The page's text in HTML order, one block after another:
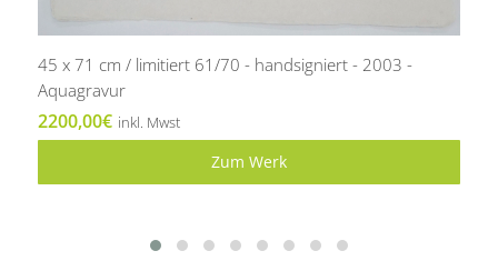
45 x 71 cm / limitiert 61/70 - handsigniert - 2003 -
Aquagravur
2200,00€ inkl. Mwst
Zum Werk